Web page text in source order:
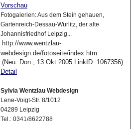
Vorschau
Fotogalerien: Aus dem Stein gehauen,
Gartenreich-Dessau-Würlitz, der alte
Johannisfriedhof Leipzig...
http://www.wentzlau-
webdesign.de/fotoseite/index.htm
(Neu: Don , 13.Okt 2005 LinkID: 1067356)
Detail
Sylvia Wentzlau Webdesign
Lene-Voigt-Str. 8/1012
04289 Leipzig
Tel.: 0341/8622788